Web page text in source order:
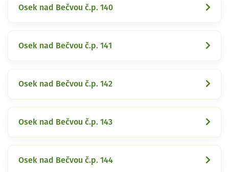
Osek nad Bečvou č.p. 140
Osek nad Bečvou č.p. 141
Osek nad Bečvou č.p. 142
Osek nad Bečvou č.p. 143
Osek nad Bečvou č.p. 144